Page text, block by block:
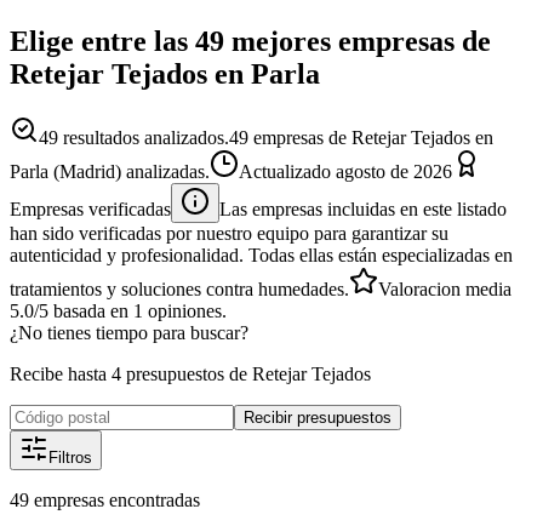
Elige entre las 49 mejores empresas de
Retejar Tejados en Parla
49 resultados analizados.49 empresas de Retejar Tejados en
Parla (Madrid) analizadas.
Actualizado agosto de 2026
Empresas verificadas
Las empresas incluidas en este listado
han sido verificadas por nuestro equipo para garantizar su
autenticidad y profesionalidad. Todas ellas están especializadas en
tratamientos y soluciones contra humedades.
Valoracion media
5.0/5 basada en 1 opiniones.
¿No tienes tiempo para buscar?
Recibe hasta 4 presupuestos de Retejar Tejados
Recibir presupuestos
Filtros
49 empresas encontradas